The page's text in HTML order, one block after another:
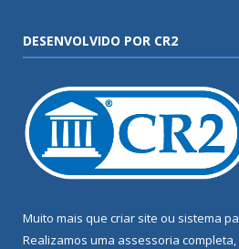
DESENVOLVIDO POR CR2
Muito mais que criar site ou sistema
Realizamos uma assessoria